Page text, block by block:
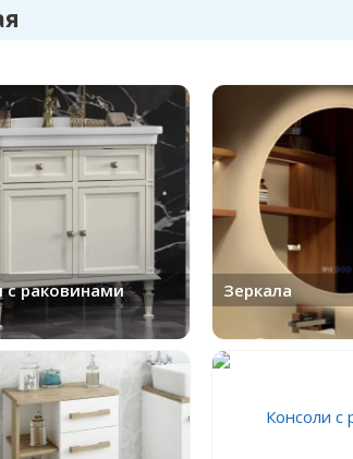
с раковинами Зеркала